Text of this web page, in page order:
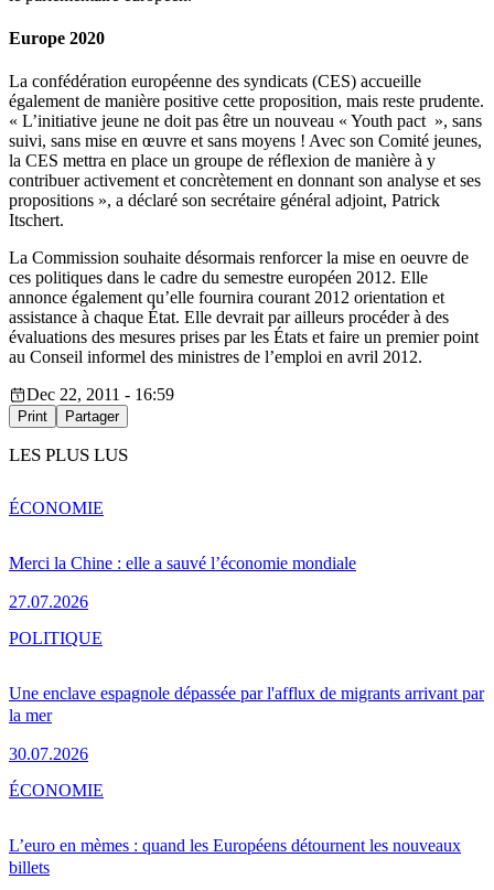
Europe 2020
La confédération européenne des syndicats (CES) accueille
également de manière positive cette proposition, mais reste prudente.
« L’initiative jeune ne doit pas être un nouveau « Youth pact », sans
suivi, sans mise en œuvre et sans moyens ! Avec son Comité jeunes,
la CES mettra en place un groupe de réflexion de manière à y
contribuer activement et concrètement en donnant son analyse et ses
propositions », a déclaré son secrétaire général adjoint, Patrick
Itschert.
La Commission souhaite désormais renforcer la mise en oeuvre de
ces politiques dans le cadre du semestre européen 2012. Elle
annonce également qu’elle fournira courant 2012 orientation et
assistance à chaque État. Elle devrait par ailleurs procéder à des
évaluations des mesures prises par les États et faire un premier point
au Conseil informel des ministres de l’emploi en avril 2012.
Dec 22, 2011 - 16:59
Print Partager
LES PLUS LUS
Merci la Chine : elle a sauvé l’économie mondiale
27.07.2026
ÉCONOMIE
Une enclave espagnole dépassée par l'afflux de migrants arrivant par
la mer
30.07.2026
POLITIQUE
L’euro en mèmes : quand les Européens détournent les nouveaux
billets
ÉCONOMIE